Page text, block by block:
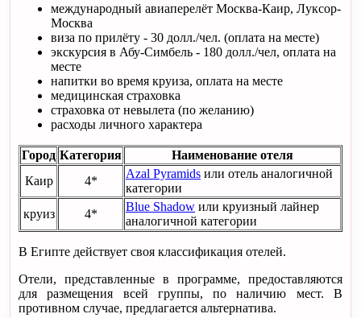
международный авиаперелёт Москва-Каир, Луксор-
Москва
виза по прилёту - 30 долл./чел. (оплата на месте)
экскурсия в Абу-Симбель - 180 долл./чел, оплата на
месте
напитки во время круиза, оплата на месте
медицинская страховка
страховка от невылета (по желанию)
расходы личного характера
Город Категория
Наименование отеля
Каир
4*
Azal Pyramids или отель аналогичной
категории
круиз
4*
Blue Shadow или круизный лайнер
аналогичной категории
В Египте действует своя классификация отелей.
Отели, представленные в программе, предоставляются
для размещения всей группы, по наличию мест. В
противном случае, предлагается альтернатива.